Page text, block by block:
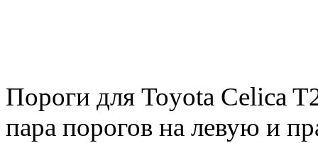
Пороги для Toyota Celica
пара порогов на левую и